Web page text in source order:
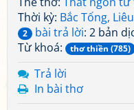
Thời kỳ: Bắc Tống, Liêu
2 bài trả lời: 2 bản
Từ khoá:
thơ thiền (785)
Trả lời
In bài thơ